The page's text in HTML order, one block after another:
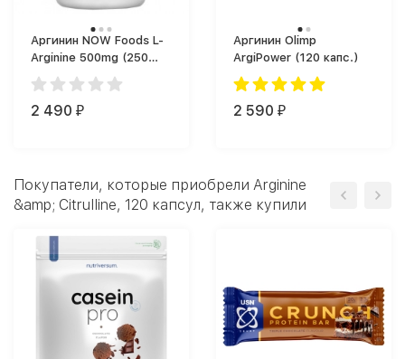
Аргинин NOW Foods L-
Arginine 500mg (250
капс.)
2 490 ₽
Аргинин Olimp
ArgiPower (120 капс.)
2 590 ₽
Покупатели, которые приобрели Arginine
&amp; Citrulline, 120 капсул, также купили